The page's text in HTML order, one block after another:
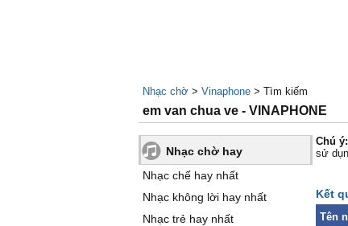
Nhạc chờ > Vinaphone > Tìm kiếm
em van chua ve - VINAPHONE
Nhạc chờ hay
Nhạc chế hay nhất
Nhạc không lời hay nhất
Nhạc trẻ hay nhất
Chú ý:
sử
Kết
Tên